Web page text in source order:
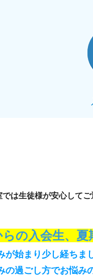
では生徒様が安心して
らの入会生、夏
が始まり少し経ちま
の過ごし方でお悩み